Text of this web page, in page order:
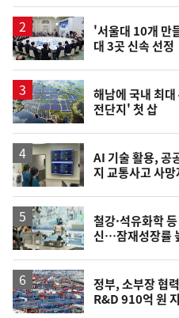
'서울대 10개 만
대 3곳 신속 선정
해남에 국내 최
전단지' 첫 삽
AI 기술 활용,
지 교통사고 사
철강·석유화학
신…잠재성장률
정부, 소부장 협
R&D 910억 원